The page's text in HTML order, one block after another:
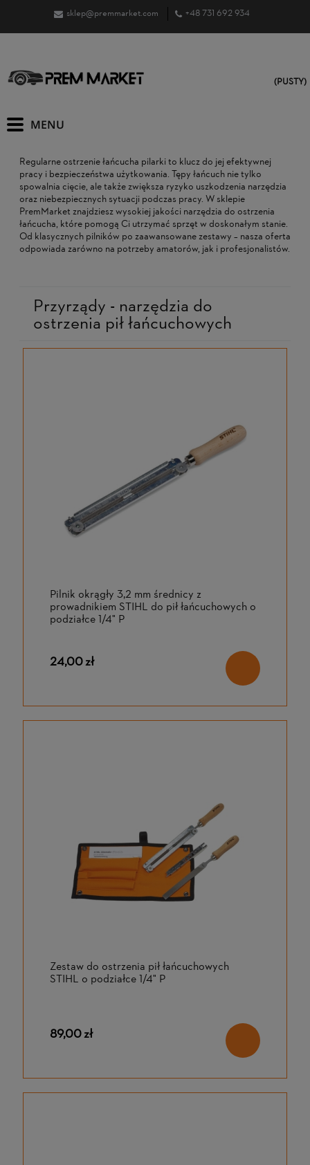
sklep@premmarket.com +48 731 692 934
(PUSTY)
Regularne ostrzenie łańcucha pilarki to klucz do jej efektywnej
pracy i bezpieczeństwa użytkowania. Tępy łańcuch nie tylko
spowalnia cięcie, ale także zwiększa ryzyko uszkodzenia narzędzia
oraz niebezpiecznych sytuacji podczas pracy. W sklepie
PremMarket znajdziesz wysokiej jakości narzędzia do ostrzenia
łańcucha, które pomogą Ci utrzymać sprzęt w doskonałym stanie.
Od klasycznych pilników po zaawansowane zestawy – nasza oferta
odpowiada zarówno na potrzeby amatorów, jak i profesjonalistów.
Przyrządy - narzędzia do
ostrzenia pił łańcuchowych
Pilnik okrągły 3,2 mm średnicy z
prowadnikiem STIHL do pił łańcuchowych o
podziałce 1/4" P
24,00 zł
Zestaw do ostrzenia pił łańcuchowych
STIHL o podziałce 1/4" P
89,00 zł